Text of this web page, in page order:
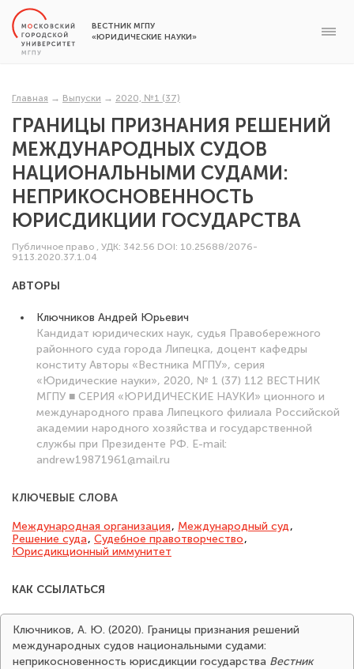
ВЕСТНИК МГПУ
«ЮРИДИЧЕСКИЕ НАУКИ»
Главная → Выпуски → 2020, №1 (37)
ГРАНИЦЫ ПРИЗНАНИЯ РЕШЕНИЙ
МЕЖДУНАРОДНЫХ СУДОВ
НАЦИОНАЛЬНЫМИ СУДАМИ:
НЕПРИКОСНОВЕННОСТЬ
ЮРИСДИКЦИИ ГОСУДАРСТВА
Публичное право , УДК: 342.56 DOI: 10.25688/2076-
9113.2020.37.1.04
АВТОРЫ
Ключников Андрей Юрьевич
Кандидат юридических наук, судья Правобережного
районного суда города Липецка, доцент кафедры
конститу Авторы «Вестника МГПУ», серия
«Юридические науки», 2020, № 1 (37) 112 ВЕСТНИК
МГПУ ■ СЕРИЯ «ЮРИДИЧЕСКИЕ НАУКИ» ционного и
международного права Липецкого филиала Российской
академии народного хозяйства и государственной
службы при Президенте РФ. E-mail:
andrew19871961@mail.ru
КЛЮЧЕВЫЕ СЛОВА
Международная организация, Международный суд,
Решение суда, Судебное правотворчество,
Юрисдикционный иммунитет
КАК ССЫЛАТЬСЯ
Ключников, А. Ю. (2020). Границы признания решений
международных судов национальными судами:
неприкосновенность юрисдикции государства Вестник